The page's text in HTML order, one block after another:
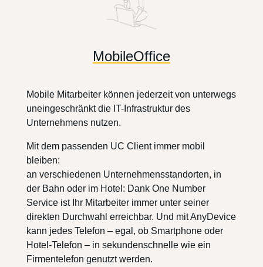
MobileOffice
Mobile Mitarbeiter können jederzeit von unterwegs
uneingeschränkt die IT-Infrastruktur des
Unternehmens nutzen.
Mit dem passenden UC Client immer mobil
bleiben:
an verschiedenen Unternehmensstandorten, in
der Bahn oder im Hotel: Dank One Number
Service ist Ihr Mitarbeiter immer unter seiner
direkten Durchwahl erreichbar. Und mit AnyDevice
kann jedes Telefon – egal, ob Smartphone oder
Hotel-Telefon – in sekundenschnelle wie ein
Firmentelefon genutzt werden.